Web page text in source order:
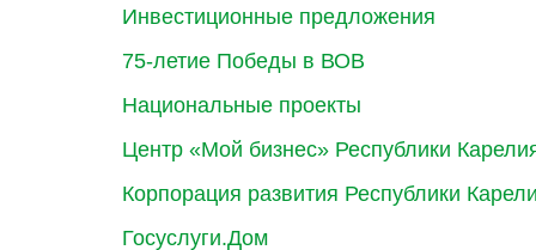
Инвестиционные предложения
75-летие Победы в ВОВ
Национальные проекты
Центр «Мой бизнес» Республики
Корпорация развития Республики
Госуслуги.Дом